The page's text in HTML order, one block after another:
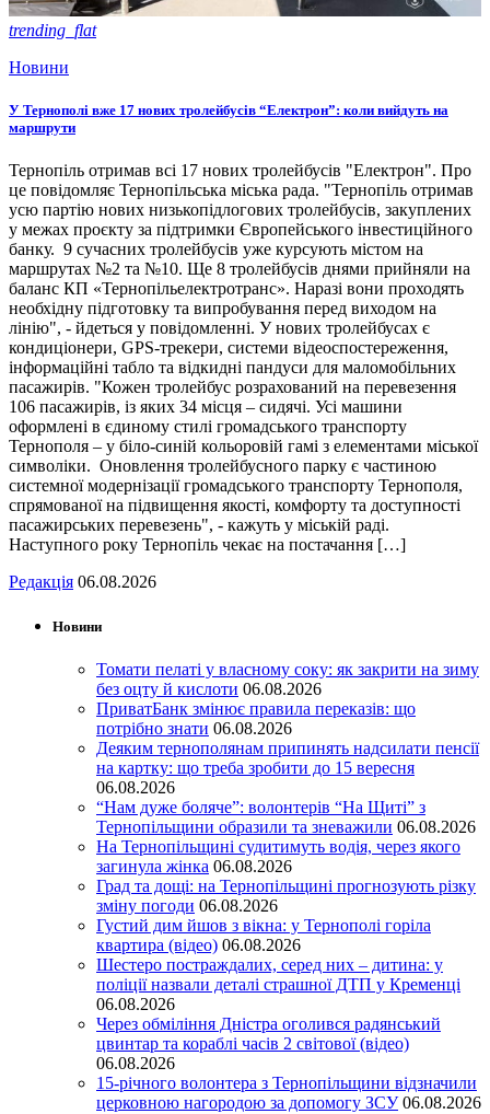
trending_flat
Новини
У Тернополі вже 17 нових тролейбусів “Електрон”: коли вийдуть на
маршрути
Тернопіль отримав всі 17 нових тролейбусів "Електрон". Про
це повідомляє Тернопільська міська рада. "Тернопіль отримав
усю партію нових низькопідлогових тролейбусів, закуплених
у межах проєкту за підтримки Європейського інвестиційного
банку. 9 сучасних тролейбусів уже курсують містом на
маршрутах №2 та №10. Ще 8 тролейбусів днями прийняли на
баланс КП «Тернопільелектротранс». Наразі вони проходять
необхідну підготовку та випробування перед виходом на
лінію", - йдеться у повідомленні. У нових тролейбусах є
кондиціонери, GPS-трекери, системи відеоспостереження,
інформаційні табло та відкидні пандуси для маломобільних
пасажирів. "Кожен тролейбус розрахований на перевезення
106 пасажирів, із яких 34 місця – сидячі. Усі машини
оформлені в єдиному стилі громадського транспорту
Тернополя – у біло-синій кольоровій гамі з елементами міської
символіки. Оновлення тролейбусного парку є частиною
системної модернізації громадського транспорту Тернополя,
спрямованої на підвищення якості, комфорту та доступності
пасажирських перевезень", - кажуть у міській раді.
Наступного року Тернопіль чекає на постачання […]
Редакція 06.08.2026
Новини
Томати пелаті у власному соку: як закрити на зиму
без оцту й кислоти 06.08.2026
ПриватБанк змінює правила переказів: що
потрібно знати 06.08.2026
Деяким тернополянам припинять надсилати пенсії
на картку: що треба зробити до 15 вересня
06.08.2026
“Нам дуже боляче”: волонтерів “На Щиті” з
Тернопільщини образили та зневажили 06.08.2026
На Тернопільщині судитимуть водія, через якого
загинула жінка 06.08.2026
Град та дощі: на Тернопільщині прогнозують різку
зміну погоди 06.08.2026
Густий дим йшов з вікна: у Тернополі горіла
квартира (відео) 06.08.2026
Шестеро постраждалих, серед них – дитина: у
поліції назвали деталі страшної ДТП у Кременці
06.08.2026
Через обміління Дністра оголився радянський
цвинтар та кораблі часів 2 світової (відео)
06.08.2026
15-річного волонтера з Тернопільщини відзначили
церковною нагородою за допомогу ЗСУ 06.08.2026